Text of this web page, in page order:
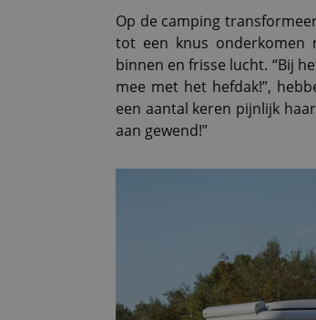
Op de camping
tot een knus onderkomen
binnen en frisse lucht. “Bij
mee met het hefdak!”,
een aantal keren pijnlijk
aan gewend!”